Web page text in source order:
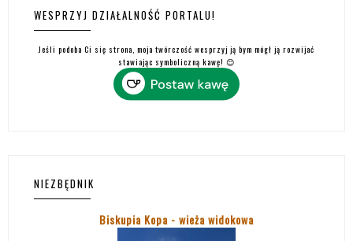
WESPRZYJ DZIAŁALNOŚĆ PORTALU!
Jeśli podoba Ci się strona, moja twórczość wesprzyj ją bym mógł ją rozwijać
stawiając symboliczną kawę! 😊
NIEZBĘDNIK
Biskupia Kopa - wieża widokowa